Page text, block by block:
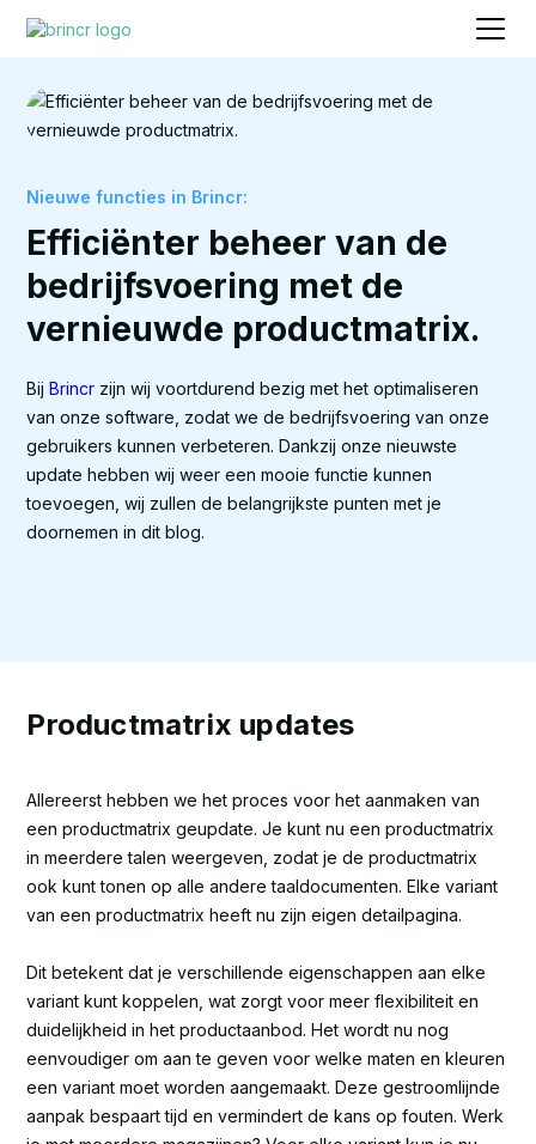
Nieuwe functies in Brincr:
Efficiënter beheer van de
bedrijfsvoering met de
vernieuwde productmatrix.
BijBrincr zijn wij voortdurend bezig met het optimaliseren
van onze software, zodat we de bedrijfsvoering van onze
gebruikers kunnen verbeteren. Dankzij onze nieuwste
update hebben wij weer een mooie functie kunnen
toevoegen, wij zullen de belangrijkste punten met je
doornemen in dit blog.
Productmatrix updates
Allereerst hebben we het proces voor het aanmaken van
een productmatrix geupdate. Je kunt nu een productmatrix
in meerdere talen weergeven, zodat je de productmatrix
ook kunt tonen op alle andere taaldocumenten. Elke variant
van een productmatrix heeft nu zijn eigen detailpagina.
Dit betekent dat je verschillende eigenschappen aan elke
variant kunt koppelen, wat zorgt voor meer flexibiliteit en
duidelijkheid in het productaanbod. Het wordt nu nog
eenvoudiger om aan te geven voor welke maten en kleuren
een variant moet worden aangemaakt. Deze gestroomlijnde
aanpak bespaart tijd en vermindert de kans op fouten. Werk